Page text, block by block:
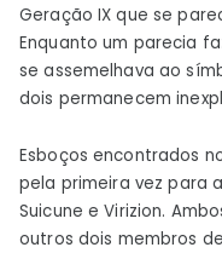
Geração IX que se
Enquanto um parecia
se assemelhava ao
dois permanecem
Esboços encontrados
pela primeira vez para
Suicune e Virizion.
outros dois membros